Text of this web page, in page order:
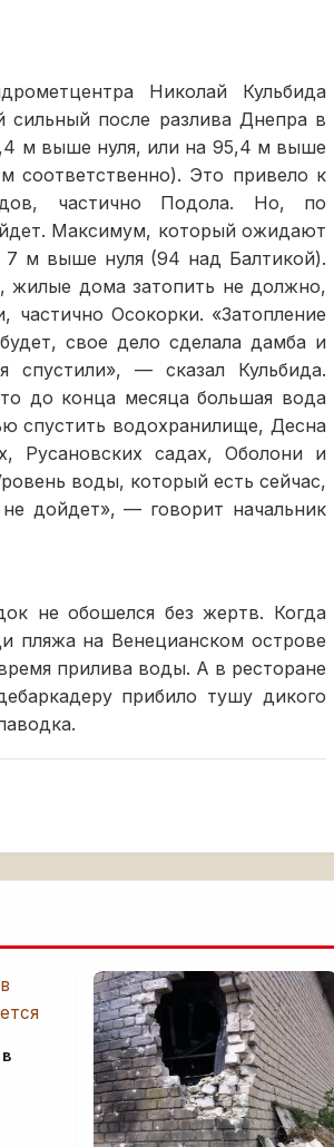
Николай Кульбида
после разлива Днепра в
м выше нуля, или на 95,4 м выше
соответственно). Это привело к
частично Подола. Но, по
Максимум, который ожидают
7 м выше нуля (94 над Балтикой).
жилые дома затопить не должно,
частично Осокорки. «Затопление
свое дело сделала дамба и
спустили», — сказал Кульбида.
до конца месяца большая вода
спустить водохранилище, Десна
Русановских садах, Оболони и
воды, который есть сейчас,
дойдет», — говорит начальник
не обошелся без жертв. Когда
пляжа на Венецианском острове
прилива воды. А в ресторане
прибило тушу дикого